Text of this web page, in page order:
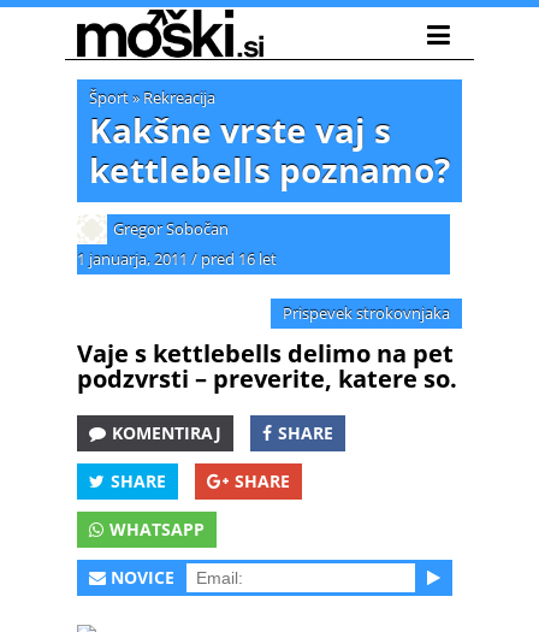
Šport» Rekreacija
Kakšne vrste vaj s
kettlebells poznamo?
Gregor Sobočan
1 januarja, 2011 / pred 16 let
Prispevek strokovnjaka
Vaje s kettlebells delimo na pet
podzvrsti – preverite, katere so.
KOMENTIRAJ SHARE
SHARE SHARE
WHATSAPP
NOVICE